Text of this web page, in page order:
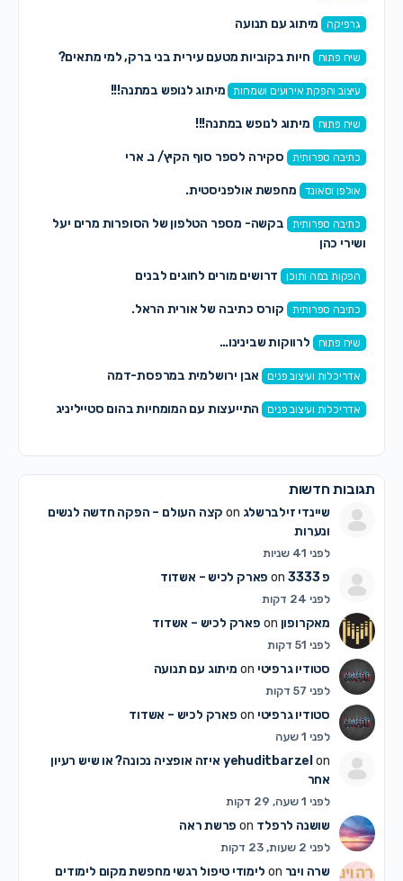
גרפיקה מיתוג עם תנועה
שיח פתוח חיות בקוביות מטעם עירית בני ברק, למי מתאים?
עיצוב והפקת אירועים ושמחות מיתוג לנופש במתנה!!!
שיח פתוח מיתוג לנופש במתנה!!!
כתיבה ספרותית סקירה לספר סוף הקיץ/ נ. ארי
אולפן וסאונד מחפשת אולפניסטית.
כתיבה ספרותית
בקשה- מספר הטלפון של הסופרות מרים יעל
ושירי כהן
הפקות במה ותוכן דרושים מורים לחוגים לבנים
כתיבה ספרותית קורס כתיבה של אורית הראל.
שיח פתוח לרווקות שבינינו…
אדריכלות ועיצוב פנים אבן ירושלמית במרפסת-דמה
אדריכלות ועיצוב פנים התייעצות עם המומחיות בהום סטייליניג
תגובות חדשות
שיינדי זילברשלגon
קצה העולם – הפקה חדשה לנשים
ונערות
לפני 41 שניות
פ 3333 on פארק לכיש – אשדוד
לפני 24 דקות
מאקרופוןon פארק לכיש – אשדוד
לפני 51 דקות
סטודיו גרפיטיon מיתוג עם תנועה
לפני 57 דקות
סטודיו גרפיטיon פארק לכיש – אשדוד
לפני 1 שעה
yehuditbarzelon
איזה אופציה נכונה? או שיש רעיון
אחר
לפני 1 שעה, 29 דקות
שושנה לרפלדon פרשת ראה
לפני 2 שעות, 23 דקות
שרה וינרon לימודי טיפול רגשי מחפשת מקום לימודים